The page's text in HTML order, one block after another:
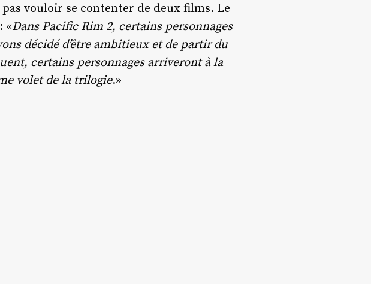
vouloir se contenter de deux films. Le
«Dans Pacific Rim 2, certains personnages
décidé d’être ambitieux et de partir du
certains personnages arriveront à la
volet de la trilogie.»